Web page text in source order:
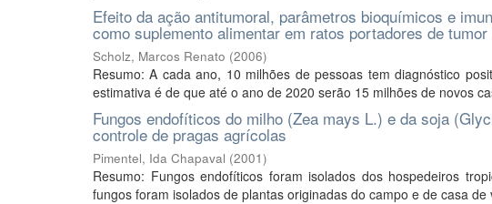
Efeito da ação antitumoral, parâmetros bioquímicos e
como suplemento alimentar em ratos portadores de
Scholz, Marcos Renato (2006)
Resumo: A cada ano, 10 milhões de pessoas tem diagnóstico
estimativa é de que até o ano de 2020 serão 15 milhões de novos
Fungos endofíticos do milho (Zea mays L.) e da soja
controle de pragas agrícolas
Pimentel, Ida Chapaval (2001)
Resumo: Fungos endofíticos foram isolados dos hospedeiros
fungos foram isolados de plantas originadas do campo e de casa